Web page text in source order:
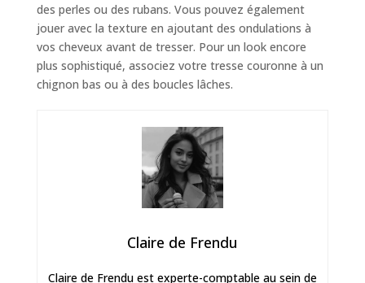
des perles ou des rubans. Vous pouvez également
jouer avec la texture en ajoutant des ondulations à
vos cheveux avant de tresser. Pour un look encore
plus sophistiqué, associez votre tresse couronne à un
chignon bas ou à des boucles lâches.
Claire de Frendu
Claire de Frendu est experte-comptable au sein de